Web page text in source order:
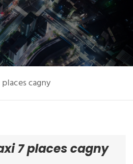
cagny
7 places cagny